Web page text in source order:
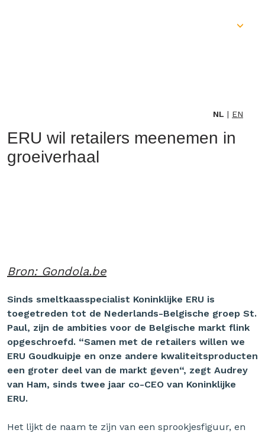
NL EN
ERU wil retailers meenemen in
groeiverhaal
Bron: Gondola.be
Sinds smeltkaasspecialist Koninklijke ERU is
toegetreden tot de Nederlands-Belgische groep St.
Paul, zijn de ambities voor de Belgische markt flink
opgeschroefd. “Samen met de retailers willen we
ERU Goudkuipje en onze andere kwaliteitsproducten
een groter deel van de markt geven“, zegt Audrey
van Ham, sinds twee jaar co-CEO van Koninklijke
ERU.
Het lijkt de naam te zijn van een sprookjesfiguur, en